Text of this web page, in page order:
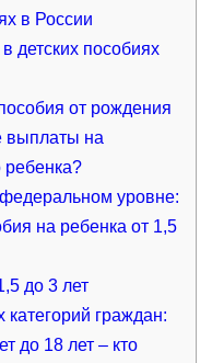
в России
детских пособиях
от рождения
выплаты на
ребенка?
уровне:
на ребенка от 1,5
до 3 лет
граждан:
до 18 лет – кто